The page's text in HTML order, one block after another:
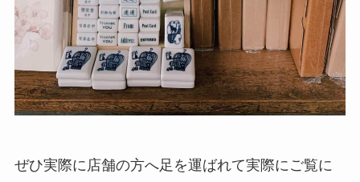
ぜひ実際に店舗の方へ足を運ばれて実際にご覧に